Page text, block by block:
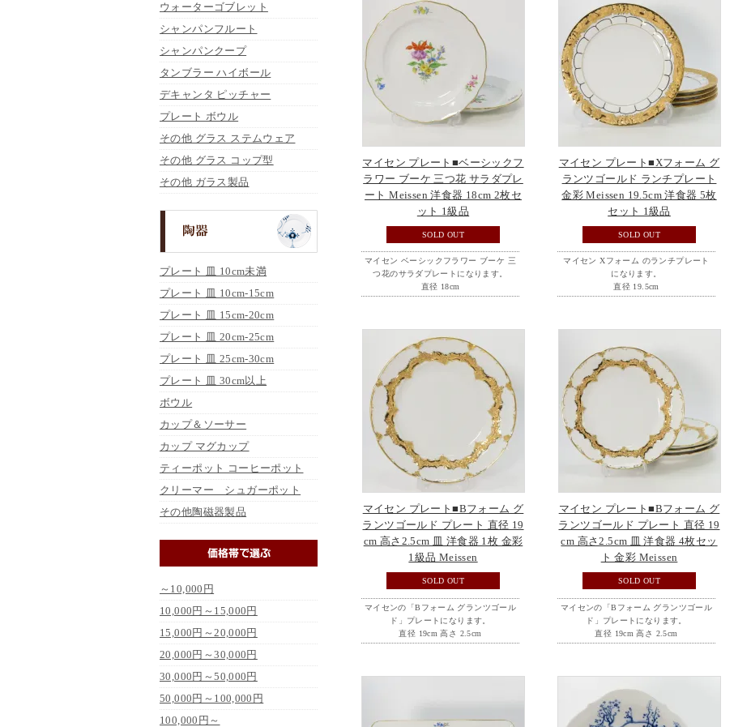
ウォーターゴブレット
シャンパンフルート
シャンパンクープ
タンブラー ハイボール
デキャンタ ピッチャー
プレート ボウル
その他 グラス ステムウェア
その他 グラス コップ型
その他 ガラス製品
プレート 皿 10cm未満
プレート 皿 10cm-15cm
プレート 皿 15cm-20cm
プレート 皿 20cm-25cm
プレート 皿 25cm-30cm
プレート 皿 30cm以上
ボウル
カップ＆ソーサー
カップ マグカップ
ティーポット コーヒーポット
クリーマー シュガーポット
その他陶磁器製品
～10,000円
10,000円～15,000円
15,000円～20,000円
20,000円～30,000円
30,000円～50,000円
50,000円～100,000円
100,000円～
マイセン プレート■ベーシックフ
ラワー ブーケ 三つ花 サラダプレ
ート Meissen 洋食器 18cm 2枚セ
ット 1級品
SOLD OUT
マイセン ベーシックフラワー ブーケ 三
つ花のサラダプレートになります。
直径 18cm
マイセン プレート■Xフォーム グ
ランツゴールド ランチプレート
金彩 Meissen 19.5cm 洋食器 5枚
セット 1級品
SOLD OUT
マイセン Xフォーム のランチプレート
になります。
直径 19.5cm
マイセン プレート■Bフォーム グ
ランツゴールド プレート 直径 19
cm 高さ2.5cm 皿 洋食器 1枚 金彩
1級品 Meissen
SOLD OUT
マイセンの「Bフォーム グランツゴール
ド」プレートになります。
直径 19cm 高さ 2.5cm
マイセン プレート■Bフォーム グ
ランツゴールド プレート 直径 19
cm 高さ2.5cm 皿 洋食器 4枚セッ
ト 金彩 Meissen
SOLD OUT
マイセンの「Bフォーム グランツゴール
ド」プレートになります。
直径 19cm 高さ 2.5cm